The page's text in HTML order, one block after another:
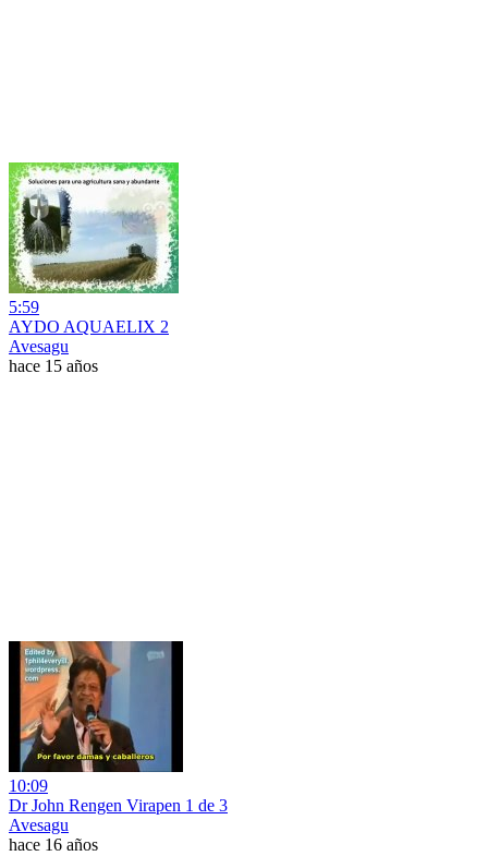
5:59
AYDO AQUAELIX 2
Avesagu
hace 15 años
10:09
Dr John Rengen Virapen 1 de 3
Avesagu
hace 16 años